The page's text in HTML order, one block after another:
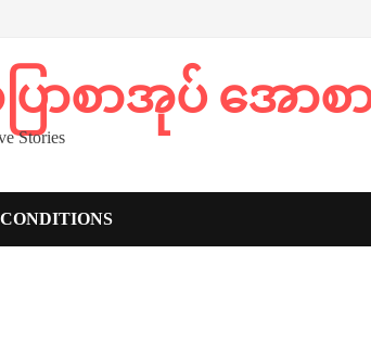
ြာစာအုပ် အောစ
Stories